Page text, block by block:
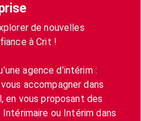
de nouvelles
à Crit !
agence d’intérim :
accompagner dans
en vous proposant des
Intérimaire ou Intérim dans